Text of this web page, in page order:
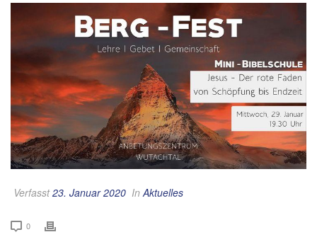
Verfasst23. Januar 2020 InAktuelles
0